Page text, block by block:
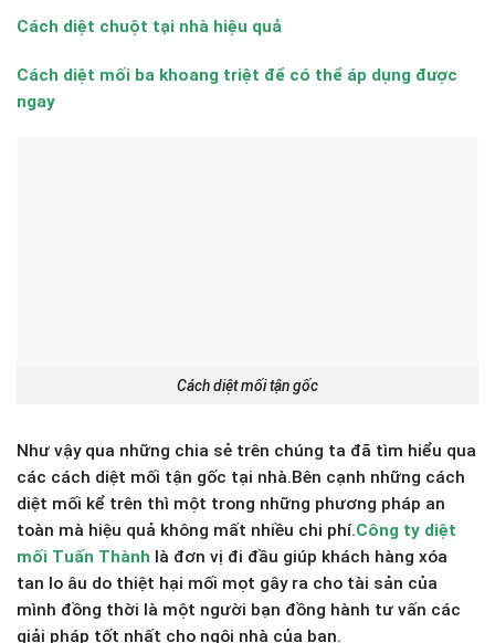
Cách diệt chuột tại nhà hiệu quả
Cách diệt mối ba khoang triệt để có thể áp dụng được
ngay
Cách diệt mối tận gốc
Như vậy qua những chia sẻ trên chúng ta đã tìm hiểu qua
các cách diệt mối tận gốc tại nhà.Bên cạnh những cách
diệt mối kể trên thì một trong những phương pháp an
toàn mà hiệu quả không mất nhiều chi phí.Công ty diệt
mối Tuấn Thành là đơn vị đi đầu giúp khách hàng xóa
tan lo âu do thiệt hại mối mọt gây ra cho tài sản của
mình đồng thời là một người bạn đồng hành tư vấn các
giải pháp tốt nhất cho ngôi nhà của bạn.